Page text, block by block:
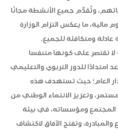
وتُقدَّم جميع الأنشطة مجانًا
مالية، ما يعكس التزام الوزارة
ومتكافئة للجميع.
تقتصر على كونها متنفسا
امتدادًا للدور التربوي والتعليمي
العام؛ حيث تستهدف هذه
وتعزيز الانتماء الوطني من
المجتمع ومؤسساته، في بيئة
وتفتح الآفاق لاكتشاف